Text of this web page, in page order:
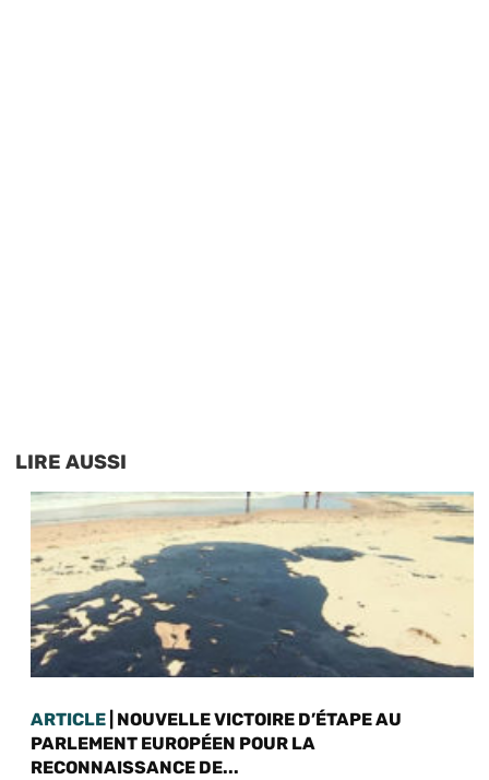
LIRE AUSSI
ARTICLE | NOUVELLE VICTOIRE D’ÉTAPE AU
PARLEMENT EUROPÉEN POUR LA
RECONNAISSANCE DE...